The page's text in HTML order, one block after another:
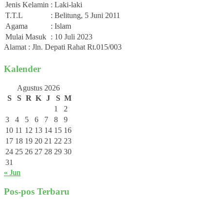
Jenis Kelamin : Laki-laki
T.T.L
: Belitung, 5 Juni 2011
Agama
: Islam
Mulai Masuk : 10 Juli 2023
Alamat : Jln. Depati Rahat Rt.015/003
Kalender
Agustus 2026
S
S R K J S M
1
2
3
4 5 6 7 8
9
10 11 12 13 14 15 16
17 18 19 20 21 22 23
24 25 26 27 28 29 30
31
« Jun
Pos-pos Terbaru